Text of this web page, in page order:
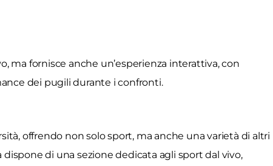
ma fornisce anche un’esperienza interattiva, con
dei pugili durante i confronti.
offrendo non solo sport, ma anche una varietà di altri
di una sezione dedicata agli sport dal vivo,